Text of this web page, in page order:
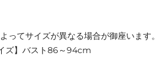
ってサイズが異なる場合が御座います。
ズ】バスト86～94cm